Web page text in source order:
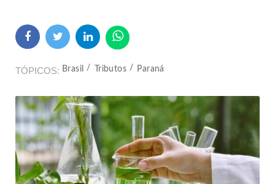
TÓPICOS Brasil Tributos Paraná